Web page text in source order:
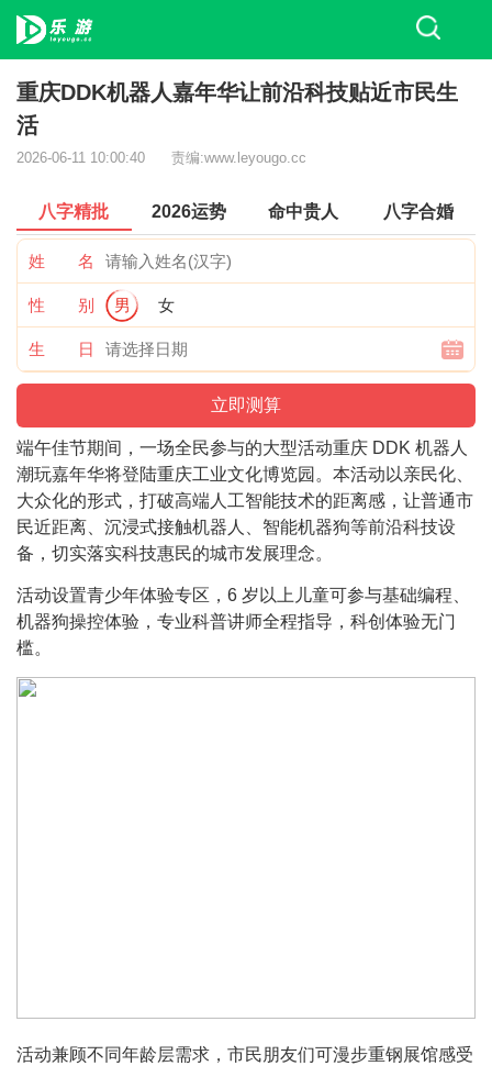
重庆DDK机器人嘉年华让前沿科技贴近市民生
活
2026-06-11 10:00:40 责编:www.leyougo.cc
八字精批 2026运势 命中贵人 八字合婚
姓 名
性 别 男 女
生 日
端午佳节期间，一场全民参与的大型活动重庆 DDK 机器人
潮玩嘉年华将登陆重庆工业文化博览园。本活动以亲民化、
大众化的形式，打破高端人工智能技术的距离感，让普通市
民近距离、沉浸式接触机器人、智能机器狗等前沿科技设
备，切实落实科技惠民的城市发展理念。
活动设置青少年体验专区，6 岁以上儿童可参与基础编程、
机器狗操控体验，专业科普讲师全程指导，科创体验无门
槛。
活动兼顾不同年龄层需求，市民朋友们可漫步重钢展馆感受